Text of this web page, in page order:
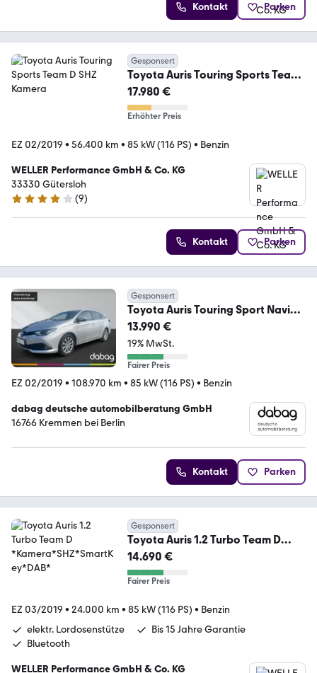
Kontakt Parken
Gesponsert
Toyota Auris Touring Sports Team
D SHZ Kamera
17.980 €
Erhöhter Preis
EZ 02/2019 • 56.400 km • 85 kW (116 PS) • Benzin
WELLER Performance GmbH & Co. KG
33330 Gütersloh
4.2 Sterne
(9)
Kontakt Parken
Gesponsert
Toyota Auris Touring Sport Navi
Autom Kamera
13.990 €
19% MwSt.
Fairer Preis
EZ 02/2019 • 108.970 km • 85 kW (116 PS) • Benzin
dabag deutsche automobilberatung GmbH
16766 Kremmen bei Berlin
Kontakt Parken
Gesponsert
Toyota Auris 1.2 Turbo Team D
*Kamera*SHZ*SmartKey*DAB*
14.690 €
Fairer Preis
EZ 03/2019 • 24.000 km • 85 kW (116 PS) • Benzin
elektr. Lordosenstütze
Bis 15 Jahre Garantie
Bluetooth
WELLER Performance GmbH & Co. KG